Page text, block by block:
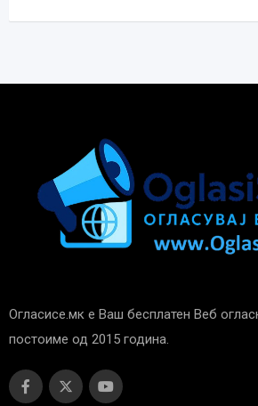
Огласисе.мк е Ваш бесплатен Веб
постоиме од 2015 година.